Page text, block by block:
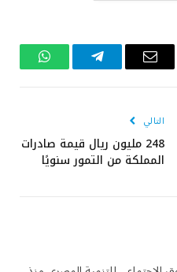
البريد
تيلقرام واتساب
التالي
248 مليون ريال قيمة صادرات
المملكة من التمور سنويًا